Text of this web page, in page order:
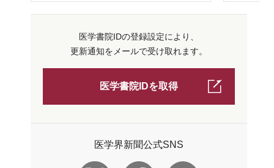
医学書院IDの登録設定により、
更新通知をメールで受け取れます。
医学書院IDを取得
医学界新聞公式SNS